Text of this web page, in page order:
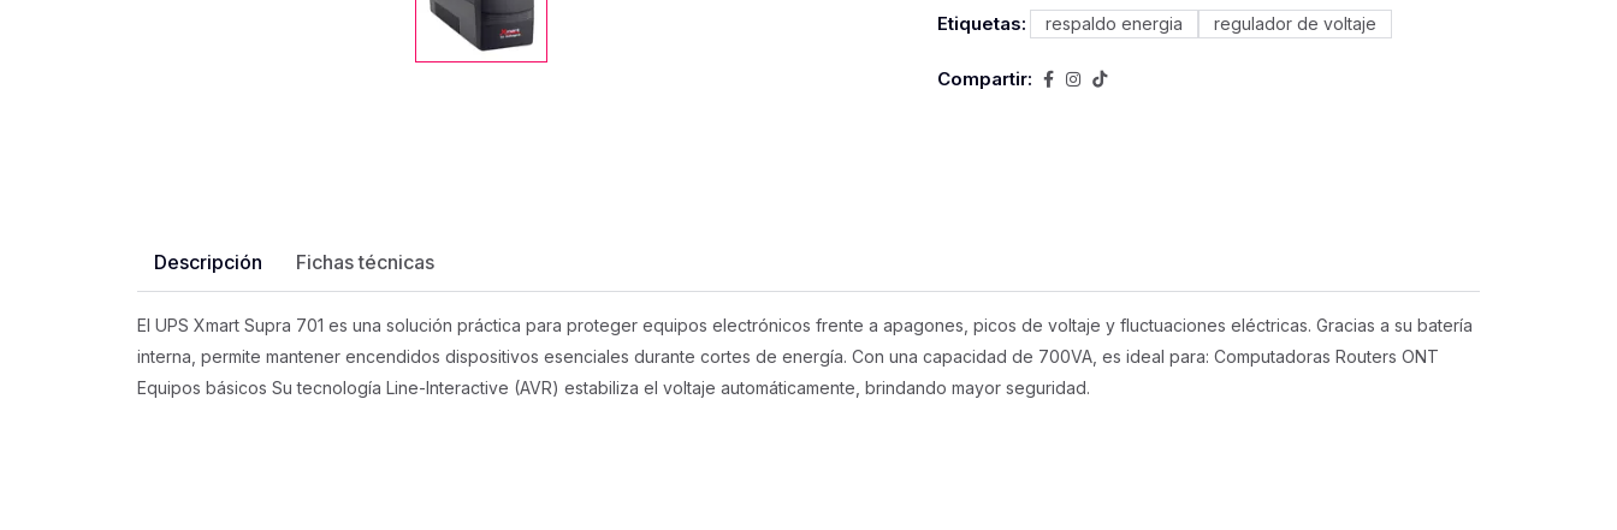
Etiquetas: respaldo energia regulador de voltaje
Compartir:
Descripción Fichas técnicas
El UPS Xmart Supra 701 es una solución práctica para proteger equipos electrónicos frente a apagones, picos de voltaje y fluctuaciones eléctricas. Gracias a su batería
interna, permite mantener encendidos dispositivos esenciales durante cortes de energía. Con una capacidad de 700VA, es ideal para: Computadoras Routers ONT
Equipos básicos Su tecnología Line-Interactive (AVR) estabiliza el voltaje automáticamente, brindando mayor seguridad.